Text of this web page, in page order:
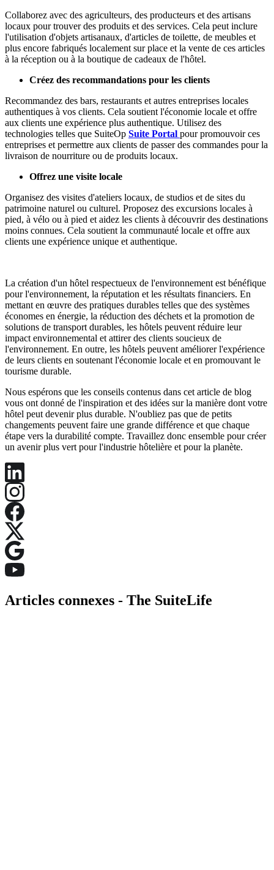
Collaborez avec des agriculteurs, des producteurs et des artisans
locaux pour trouver des produits et des services. Cela peut inclure
l'utilisation d'objets artisanaux, d'articles de toilette, de meubles et
plus encore fabriqués localement sur place et la vente de ces articles
à la réception ou à la boutique de cadeaux de l'hôtel.
Créez des recommandations pour les clients
Recommandez des bars, restaurants et autres entreprises locales
authentiques à vos clients. Cela soutient l'économie locale et offre
aux clients une expérience plus authentique. Utilisez des
technologies telles que SuiteOp Suite Portal pour promouvoir ces
entreprises et permettre aux clients de passer des commandes pour la
livraison de nourriture ou de produits locaux.
Offrez une visite locale
Organisez des visites d'ateliers locaux, de studios et de sites du
patrimoine naturel ou culturel. Proposez des excursions locales à
pied, à vélo ou à pied et aidez les clients à découvrir des destinations
moins connues. Cela soutient la communauté locale et offre aux
clients une expérience unique et authentique.
La création d'un hôtel respectueux de l'environnement est bénéfique
pour l'environnement, la réputation et les résultats financiers. En
mettant en œuvre des pratiques durables telles que des systèmes
économes en énergie, la réduction des déchets et la promotion de
solutions de transport durables, les hôtels peuvent réduire leur
impact environnemental et attirer des clients soucieux de
l'environnement. En outre, les hôtels peuvent améliorer l'expérience
de leurs clients en soutenant l'économie locale et en promouvant le
tourisme durable.
Nous espérons que les conseils contenus dans cet article de blog
vous ont donné de l'inspiration et des idées sur la manière dont votre
hôtel peut devenir plus durable. N'oubliez pas que de petits
changements peuvent faire une grande différence et que chaque
étape vers la durabilité compte. Travaillez donc ensemble pour créer
un avenir plus vert pour l'industrie hôtelière et pour la planète.
Articles connexes - The SuiteLife